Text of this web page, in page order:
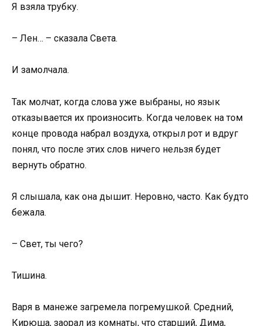
Я взяла трубку.
– Лен… – сказала Света.
И замолчала.
Так молчат, когда слова уже выбраны, но язык
отказывается их произносить. Когда человек на том
конце провода набрал воздуха, открыл рот и вдруг
понял, что после этих слов ничего нельзя будет
вернуть обратно.
Я слышала, как она дышит. Неровно, часто. Как будто
бежала.
– Свет, ты чего?
Тишина.
Варя в манеже загремела погремушкой. Средний,
Кирюша, заорал из комнаты, что старший, Дима,